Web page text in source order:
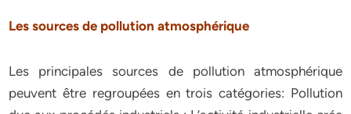
Les sources de pollution atmosphérique
Les principales sources de pollution atmosphérique
peuvent être regroupées en trois catégories: Pollution